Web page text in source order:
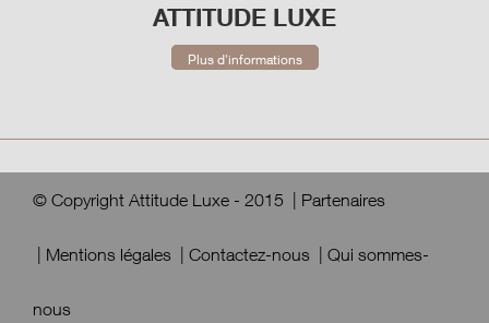
ATTITUDE LUXE
Plus d'informations
© Copyright Attitude Luxe - 2015 Partenaires
Mentions légales Contactez-nous Qui sommes-
nous